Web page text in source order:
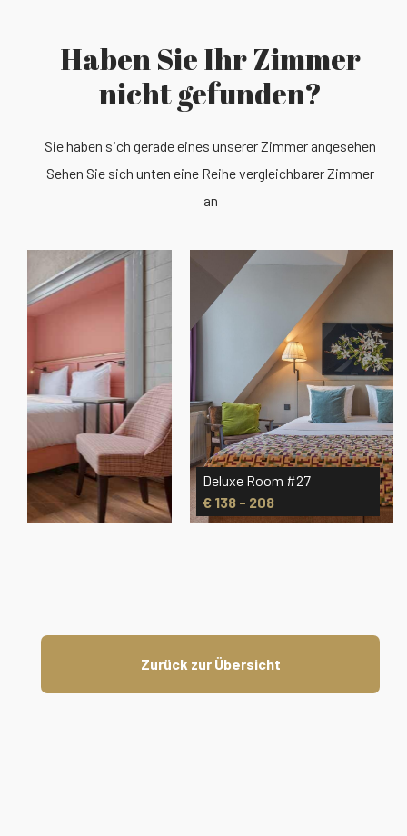
Haben Sie Ihr Zimmer
nicht gefunden?
Sie haben sich gerade eines unserer Zimmer angesehen
Sehen Sie sich unten eine Reihe vergleichbarer Zimmer
an
Deluxe Room #27
€ 138 - 208
Zurück zur Übersicht